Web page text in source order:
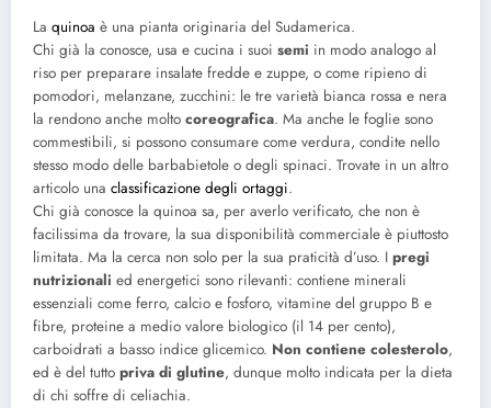
La quinoa è una pianta originaria del Sudamerica.
Chi già la conosce, usa e cucina i suoi semi in modo analogo al
riso per preparare insalate fredde e zuppe, o come ripieno di
pomodori, melanzane, zucchini: le tre varietà bianca rossa e nera
la rendono anche molto coreografica. Ma anche le foglie sono
commestibili, si possono consumare come verdura, condite nello
stesso modo delle barbabietole o degli spinaci. Trovate in un altro
articolo una classificazione degli ortaggi.
Chi già conosce la quinoa sa, per averlo verificato, che non è
facilissima da trovare, la sua disponibilità commerciale è piuttosto
limitata. Ma la cerca non solo per la sua praticità d’uso. I pregi
nutrizionali ed energetici sono rilevanti: contiene minerali
essenziali come ferro, calcio e fosforo, vitamine del gruppo B e
fibre, proteine a medio valore biologico (il 14 per cento),
carboidrati a basso indice glicemico. Non contiene colesterolo,
ed è del tutto priva di glutine, dunque molto indicata per la dieta
di chi soffre di celiachia.